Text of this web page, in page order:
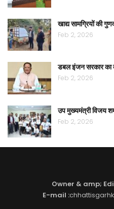
खाद्य सामग्रियों की
Feb 2, 2026
डबल इंजन सरकार का
Feb 2, 2026
उप मुख्यमंत्री विजय
Feb 2, 2026
Owner & amp;
E-mail :